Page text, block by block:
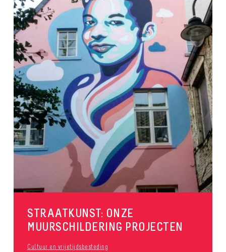
STRAATKUNST: ONZE
MUURSCHILDERING PROJECTEN
Cultuur en vrijetijdsbesteding